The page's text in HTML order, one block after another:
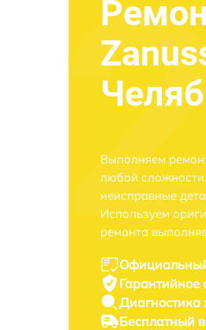
Выполняем
любой
неисправные
Используем
ремонта
Гарантийное
Диагностика
Бесплатный